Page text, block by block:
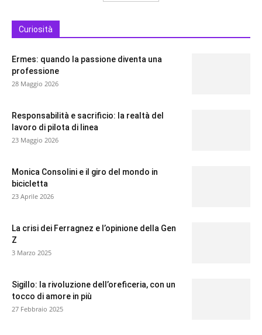
Curiosità
Ermes: quando la passione diventa una
professione
28 Maggio 2026
Responsabilità e sacrificio: la realtà del
lavoro di pilota di linea
23 Maggio 2026
Monica Consolini e il giro del mondo in
bicicletta
23 Aprile 2026
La crisi dei Ferragnez e l’opinione della Gen
Z
3 Marzo 2025
Sigillo: la rivoluzione dell’oreficeria, con un
tocco di amore in più
27 Febbraio 2025